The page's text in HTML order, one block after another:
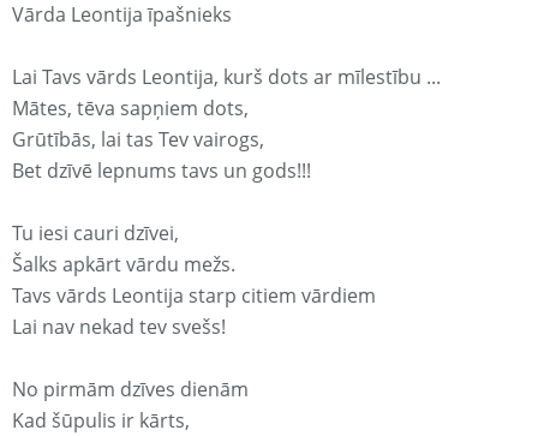
Vārda Leontija īpašnieks
Lai Tavs vārds Leontija, kurš dots ar mīlestību ...
Mātes, tēva sapņiem dots,
Grūtībās, lai tas Tev vairogs,
Bet dzīvē lepnums tavs un gods!!!
Tu iesi cauri dzīvei,
Šalks apkārt vārdu mežs.
Tavs vārds Leontija starp citiem vārdiem
Lai nav nekad tev svešs!
No pirmām dzīves dienām
Kad šūpulis ir kārts,